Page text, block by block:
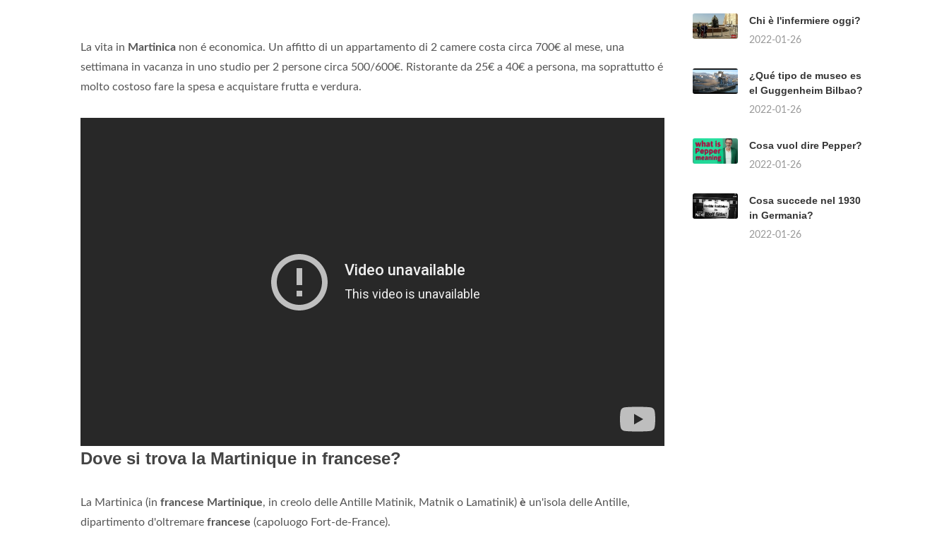
La vita in Martinica non é economica. Un affitto di un appartamento di 2 camere costa circa 700€ al mese, una
settimana in vacanza in uno studio per 2 persone circa 500/600€. Ristorante da 25€ a 40€ a persona, ma soprattutto é
molto costoso fare la spesa e acquistare frutta e verdura.
Dove si trova la Martinique in francese?
La Martinica (in francese Martinique, in creolo delle Antille Matinik, Matnik o Lamatinik) è un'isola delle Antille,
dipartimento d'oltremare francese (capoluogo Fort-de-France).
Chi è l'infermiere oggi?
2022-01-26
¿Qué tipo de museo es
el Guggenheim Bilbao?
2022-01-26
Cosa vuol dire Pepper?
2022-01-26
Cosa succede nel 1930
in Germania?
2022-01-26